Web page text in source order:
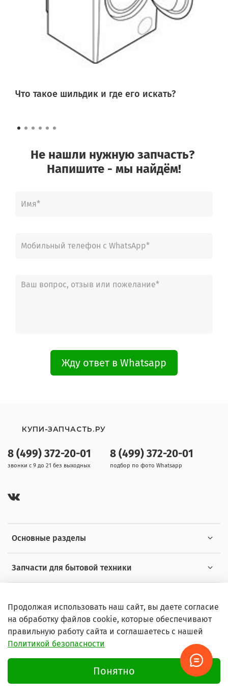
Что такое шильдик и где его искать?
Не нашли нужную запчасть?
Напишите - мы найдём!
Жду ответ в Whatsapp
Основные разделы
Запчасти для бытовой техники
8 (499) 372-20-01
звонки с 9 до 21 без выходных
8 (499) 372-20-01
подбор по фото Whatsapp
КУПИ-ЗАПЧАСТЬ.РУ
© 2026 Любое использование контента без письменного
Продолжая использовать наш сайт, вы даете согласие
на обработку файлов cookie, которые обеспечивают
правильную работу сайта и соглашаетесь с нашей
Политикой безопасности
Понятно